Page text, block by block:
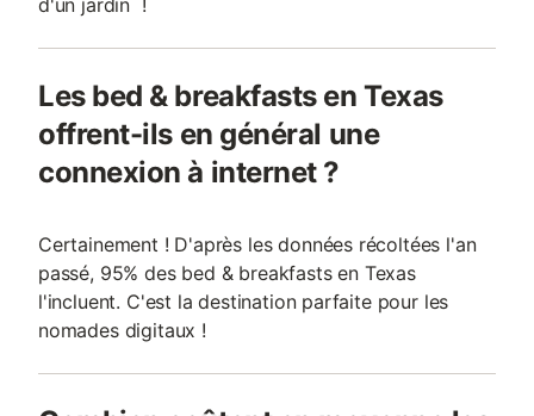
d'un jardin !
Les bed & breakfasts en Texas
offrent-ils en général une
connexion à internet ?
Certainement ! D'après les données récoltées l'an
passé, 95% des bed & breakfasts en Texas
l'incluent. C'est la destination parfaite pour les
nomades digitaux !